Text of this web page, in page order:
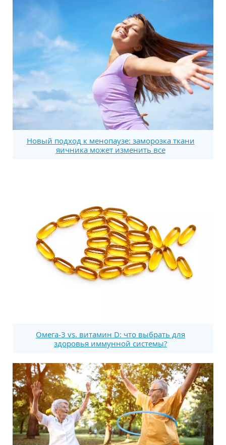
Новый подход к менопаузе: заморозка ткани
яичника может изменить все
Омега-3 vs. витамин D: что выбрать для
здоровья иммунной системы?